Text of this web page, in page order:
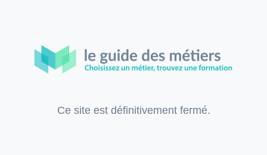
Ce site est définitivement fermé.